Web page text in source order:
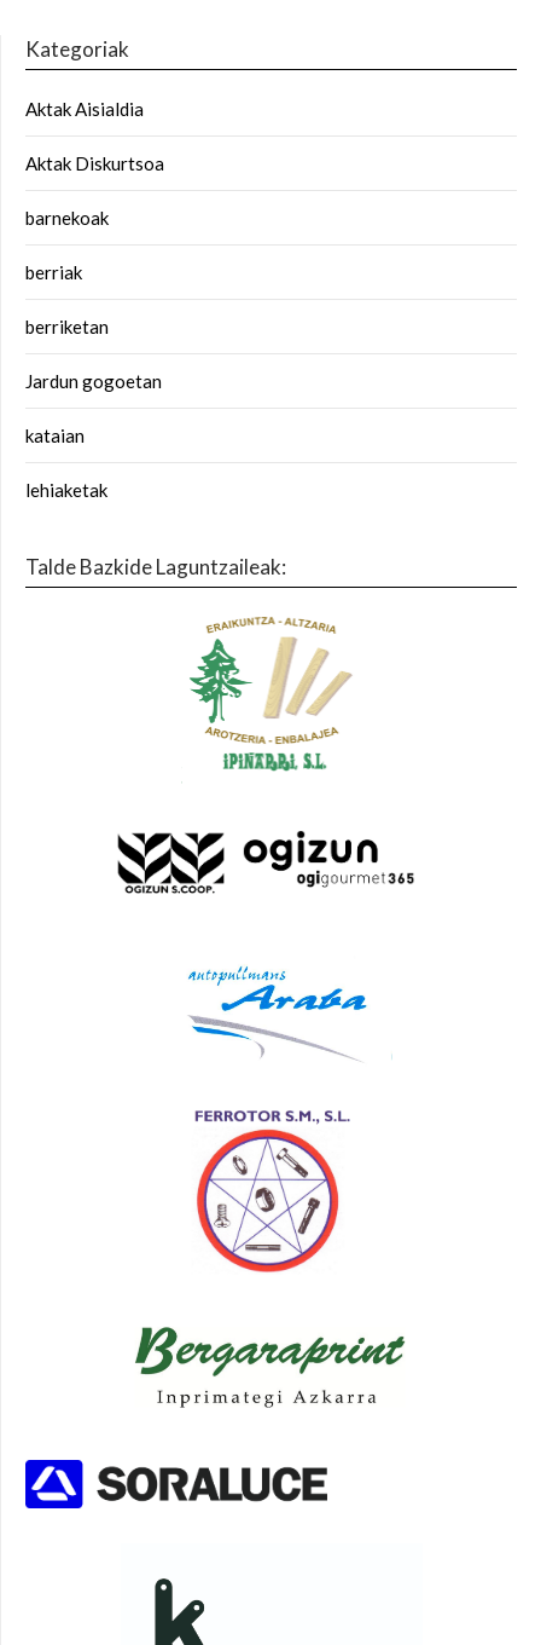
Kategoriak
Aktak Aisialdia
Aktak Diskurtsoa
barnekoak
berriak
berriketan
Jardun gogoetan
kataian
lehiaketak
Talde Bazkide Laguntzaileak: